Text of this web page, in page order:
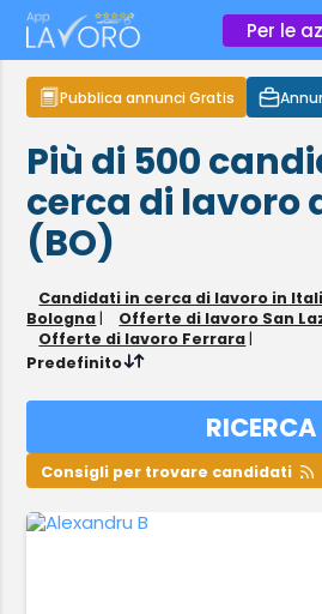
Per le
Pubblica annunci Gratis
Più di 500
cerca di lavoro
(BO)
Candidati in cerca di lavoro in
Bologna | Offerte di lavoro San
Offerte di lavoro Ferrara |
Predefinito
RICERCA
Consigli per trovare candidati